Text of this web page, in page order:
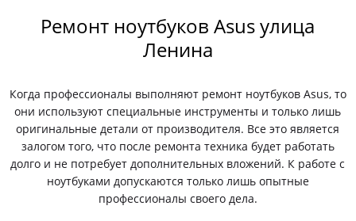
Ремонт ноутбуков Asus улица
Ленина
Когда профессионалы выполняют ремонт ноутбуков Asus, то
они используют специальные инструменты и только лишь
оригинальные детали от производителя. Все это является
залогом того, что после ремонта техника будет работать
долго и не потребует дополнительных вложений. К работе с
ноутбуками допускаются только лишь опытные
профессионалы своего дела.